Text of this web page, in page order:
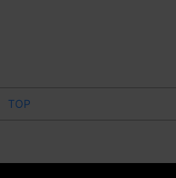
TOP